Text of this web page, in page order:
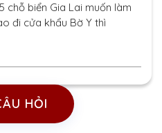
chỗ biển Gia Lai muốn làm
đi cửa khẩu Bờ Y thì
HỎI